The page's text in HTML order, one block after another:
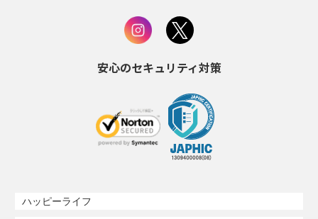
安心のセキュリティ対策
ハッピーライフ